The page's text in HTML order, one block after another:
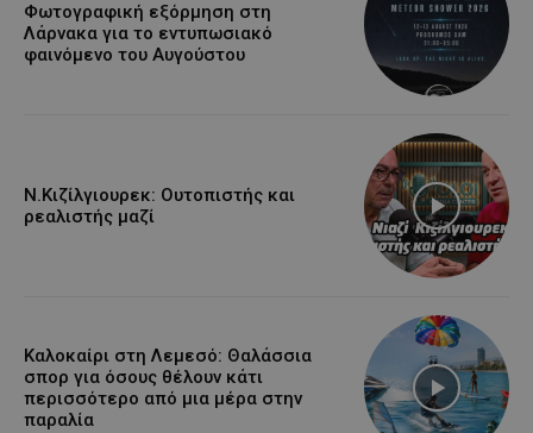
Φωτογραφική εξόρμηση στη
Λάρνακα για το εντυπωσιακό
φαινόμενο του Αυγούστου
Ν.Κιζίλγιουρεκ: Ουτοπιστής και
ρεαλιστής μαζί
Καλοκαίρι στη Λεμεσό: Θαλάσσια
σπορ για όσους θέλουν κάτι
περισσότερο από μια μέρα στην
παραλία